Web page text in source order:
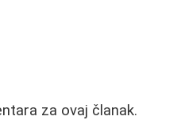
za ovaj članak.